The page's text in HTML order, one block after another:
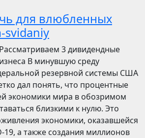
для влюбленных
svidaniy
3 дивидендные
В минувшую среду
резервной системы США
дал понять, что процентные
экономики мира в обозримом
близкими к нулю. Это
экономики, оказавшейся
19, а также создания миллионов